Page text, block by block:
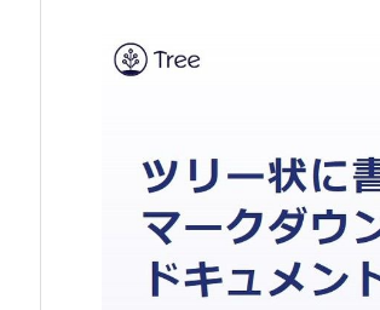
（ツ
ー）
長